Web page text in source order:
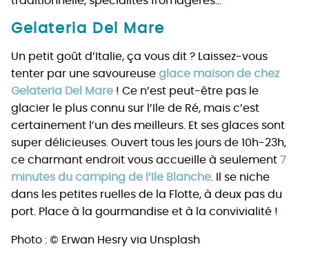
Gelateria Del Mare
Un petit goût d’Italie, ça vous dit ? Laissez-vous
tenter par une savoureuse glace maison de chez
Gelateria Del Mare ! Ce n’est peut-être pas le
glacier le plus connu sur l’Ile de Ré, mais c’est
certainement l’un des meilleurs. Et ses glaces sont
super délicieuses. Ouvert tous les jours de 10h-23h,
ce charmant endroit vous accueille à seulement 7
minutes du camping de l’Ile Blanche . Il se niche
dans les petites ruelles de la Flotte, à deux pas du
port. Place à la gourmandise et à la convivialité !
Photo : © Erwan Hesry via Unsplash